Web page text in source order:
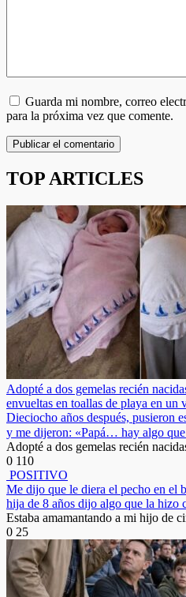
Guarda mi nombre, correo
para la próxima vez que comente.
TOP ARTICLES
Adopté a dos gemelas recién
envueltas en toallas de playa en un
Dieciocho años después, pusieron
y me dijeron: «Papá… hay algo
Adopté a dos gemelas recién
0 110
POSITIVO
Me dijo que le diera el pecho en el
hija de 8 años dijo algo que la hizo
Estaba amamantando a mi hijo de
0 25